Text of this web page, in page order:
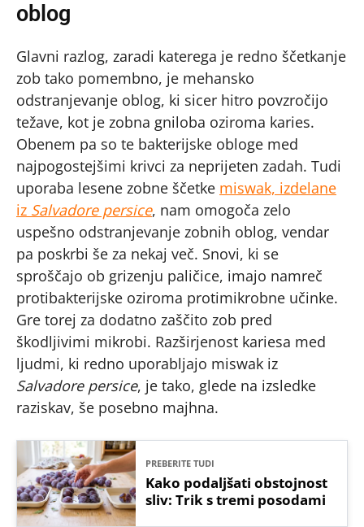
oblog
Glavni razlog, zaradi katerega je redno ščetkanje
zob tako pomembno, je mehansko
odstranjevanje oblog, ki sicer hitro povzročijo
težave, kot je zobna gniloba oziroma karies.
Obenem pa so te bakterijske obloge med
najpogostejšimi krivci za neprijeten zadah. Tudi
uporaba lesene zobne ščetke miswak, izdelane
iz Salvadore persice, nam omogoča zelo
uspešno odstranjevanje zobnih oblog, vendar
pa poskrbi še za nekaj več. Snovi, ki se
sproščajo ob grizenju paličice, imajo namreč
protibakterijske oziroma protimikrobne učinke.
Gre torej za dodatno zaščito zob pred
škodljivimi mikrobi. Razširjenost kariesa med
ljudmi, ki redno uporabljajo miswak iz
Salvadore persice, je tako, glede na izsledke
raziskav, še posebno majhna.
PREBERITE TUDI
Kako podaljšati obstojnost
sliv: Trik s tremi posodami